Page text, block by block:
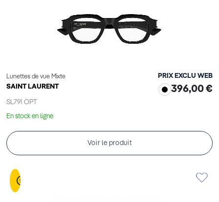
Lunettes de vue Mixte
SAINT LAURENT
SL791 OPT
PRIX EXCLU WEB
396,00 €
En stock en ligne
Voir le produit